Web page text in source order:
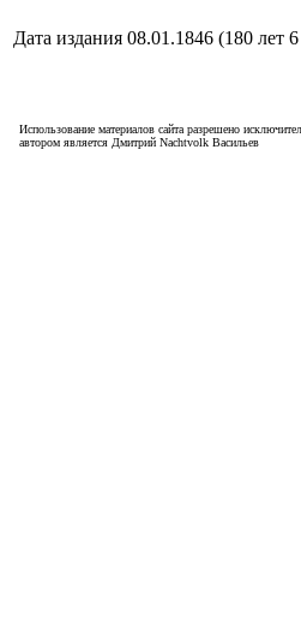
Дата издания 08.01.1846 (180 лет
Использование материалов сайта разрешено
автором является Дмитрий Nachtvolk Васильев